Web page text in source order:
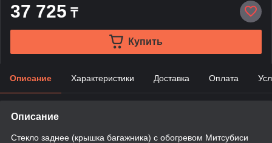
37 725 ₸
Купить
Описание Характеристики Доставка Оплата
Описание
Стекло заднее (крышка багажника) с обогревом Митсубиси